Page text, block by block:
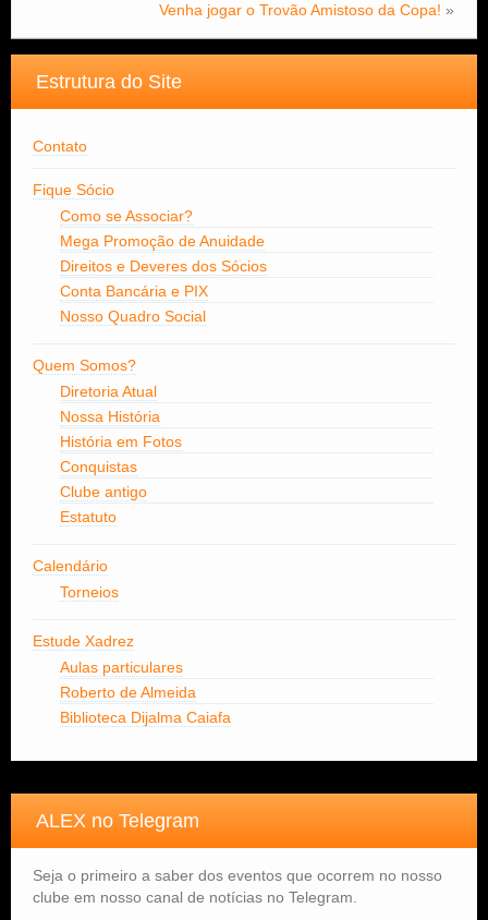
Venha jogar o Trovão Amistoso da Copa! »
Estrutura do Site
Contato
Fique Sócio
Como se Associar?
Mega Promoção de Anuidade
Direitos e Deveres dos Sócios
Conta Bancária e PIX
Nosso Quadro Social
Quem Somos?
Diretoria Atual
Nossa História
História em Fotos
Conquistas
Clube antigo
Estatuto
Calendário
Torneios
Estude Xadrez
Aulas particulares
Roberto de Almeida
Biblioteca Dijalma Caiafa
ALEX no Telegram
Seja o primeiro a saber dos eventos que ocorrem no nosso
clube em nosso canal de notícias no Telegram.